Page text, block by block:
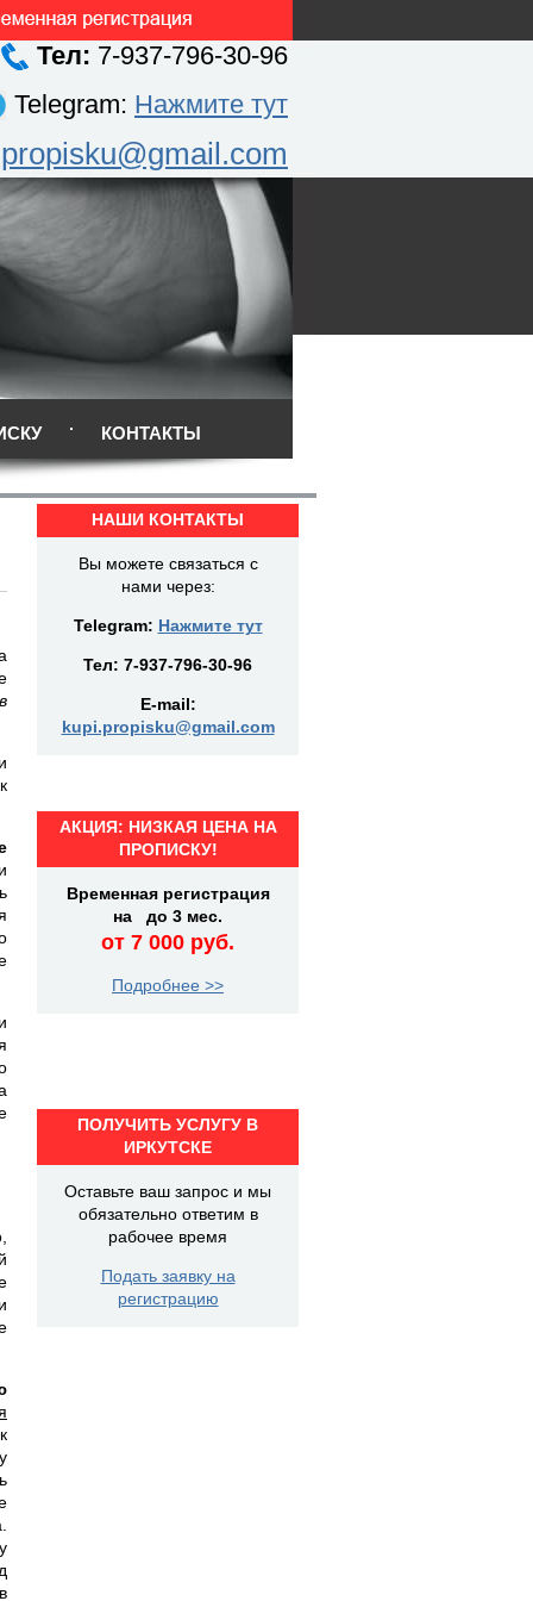
Тел: 7-937-796-30-96
Telegram: Нажмите тут
КОНТАКТЫ
НАШИ КОНТАКТЫ
Вы можете связаться с
нами через:
Telegram: Нажмите тут
Тел: 7-937-796-30-96
E-mail:
kupi.propisku@gmail.com
АКЦИЯ: НИЗКАЯ ЦЕНА НА
ПРОПИСКУ!
Временная регистрация
на до 3 мес.
от 7 000 руб.
Подробнее >>
ПОЛУЧИТЬ УСЛУГУ В
ИРКУТСКЕ
Оставьте ваш запрос и мы
обязательно ответим в
рабочее время
Подать заявку на
регистрацию